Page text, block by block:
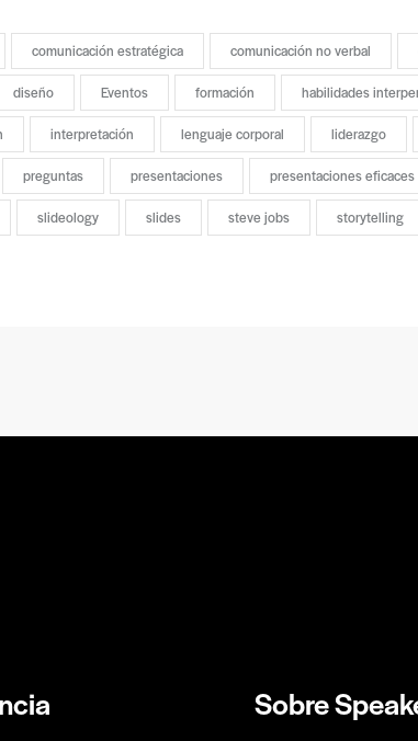
comunicación estratégica comunicación no verbal
diseño Eventos formación habilidades
interpretación lenguaje corporal liderazgo
preguntas presentaciones presentaciones eficaces
slideology slides steve jobs storytelling
Sobre